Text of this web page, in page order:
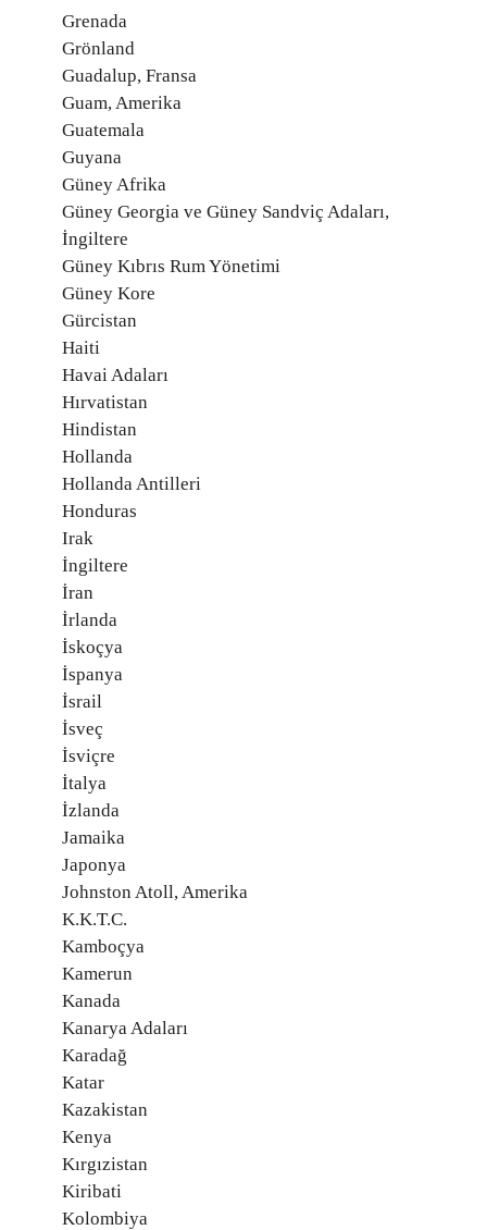
Grenada
Grönland
Guadalup, Fransa
Guam, Amerika
Guatemala
Guyana
Güney Afrika
Güney Georgia ve Güney Sandviç Adaları,
İngiltere
Güney Kıbrıs Rum Yönetimi
Güney Kore
Gürcistan
Haiti
Havai Adaları
Hırvatistan
Hindistan
Hollanda
Hollanda Antilleri
Honduras
Irak
İngiltere
İran
İrlanda
İskoçya
İspanya
İsrail
İsveç
İsviçre
İtalya
İzlanda
Jamaika
Japonya
Johnston Atoll, Amerika
K.K.T.C.
Kamboçya
Kamerun
Kanada
Kanarya Adaları
Karadağ
Katar
Kazakistan
Kenya
Kırgızistan
Kiribati
Kolombiya